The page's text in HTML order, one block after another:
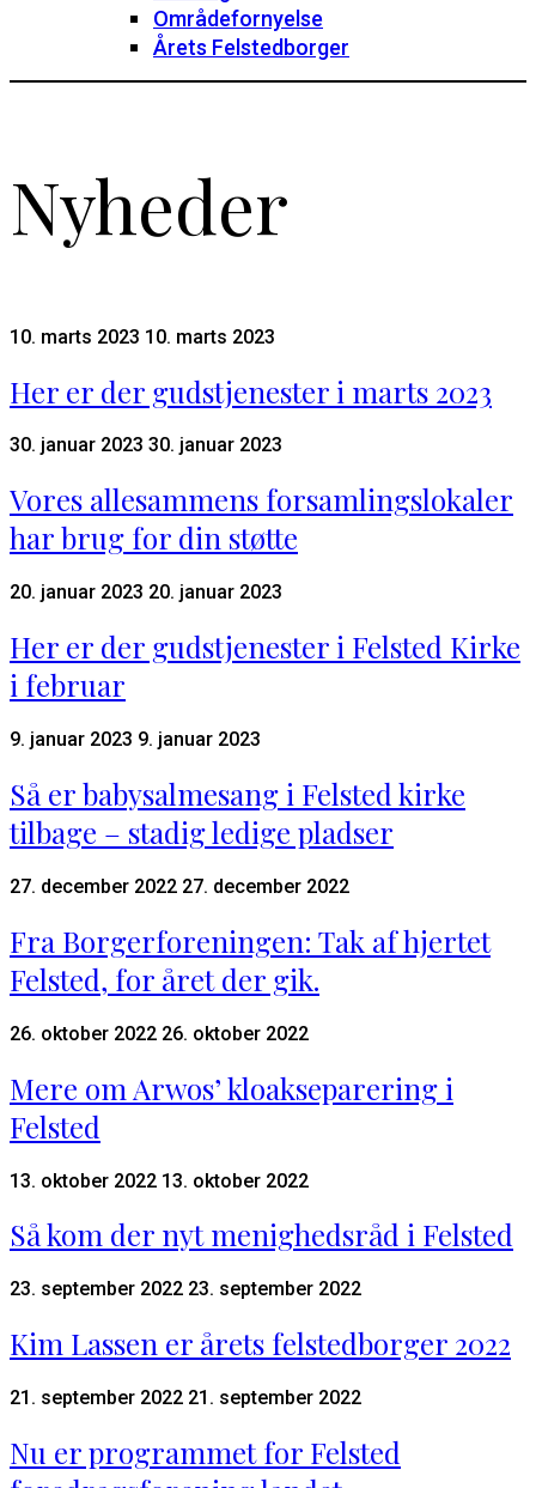
Områdefornyelse
Årets Felstedborger
Nyheder
10. marts 2023 10. marts 2023
Her er der gudstjenester i marts 2023
30. januar 2023 30. januar 2023
Vores allesammens forsamlingslokaler
har brug for din støtte
20. januar 2023 20. januar 2023
Her er der gudstjenester i Felsted Kirke
i februar
9. januar 2023 9. januar 2023
Så er babysalmesang i Felsted kirke
tilbage – stadig ledige pladser
27. december 2022 27. december 2022
Fra Borgerforeningen: Tak af hjertet
Felsted, for året der gik.
26. oktober 2022 26. oktober 2022
Mere om Arwos’ kloakseparering i
Felsted
13. oktober 2022 13. oktober 2022
Så kom der nyt menighedsråd i Felsted
23. september 2022 23. september 2022
Kim Lassen er årets felstedborger 2022
21. september 2022 21. september 2022
Nu er programmet for Felsted